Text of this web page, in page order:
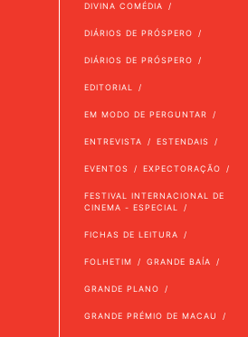
DIVINA COMÉDIA
DIÁRIOS DE PRÓSPERO
DIÁRIOS DE PRÓSPERO
EDITORIAL
EM MODO DE PERGUNTAR
ENTREVISTA ESTENDAIS
EVENTOS EXPECTORAÇÃO
FESTIVAL INTERNACIONAL DE
CINEMA - ESPECIAL
FICHAS DE LEITURA
FOLHETIM GRANDE BAÍA
GRANDE PLANO
GRANDE PRÉMIO DE MACAU